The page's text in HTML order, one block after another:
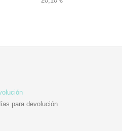
para devolución